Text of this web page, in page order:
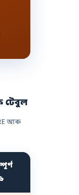
টেবুল
আৰু